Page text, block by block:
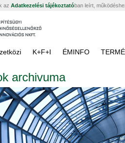
az Adatkezelési tájékoztatóban leírt,
K+F+I ÉMINFO
archivuma